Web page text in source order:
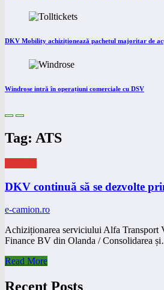
DKV Mobility achiziționează pachetul majoritar de
Windrose intră în operațiuni comerciale cu DSV
Tag: ATS
DKV continuă să se dezvolte
e-camion.ro
Achiziționarea serviciului Alfa Transport
Finance BV din Olanda / Consolidarea
Read More
Recent Posts